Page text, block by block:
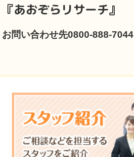
『あおぞらリサーチ』
お問い合わせ先0800-888-7044